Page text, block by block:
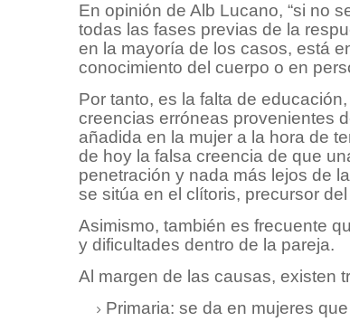
En opinión de Alb Lucano, “si no
todas las fases previas de la
en la mayoría de los casos, está
conocimiento del cuerpo o en
Por tanto, es la falta de
creencias erróneas provenientes
añadida en la mujer a la hora de
de hoy la falsa creencia de que
penetración y nada más lejos de
se sitúa en el clítoris, precursor
Asimismo, también es frecuente
y dificultades dentro de la pareja.
Al margen de las causas, existen
Primaria: se da en mujeres